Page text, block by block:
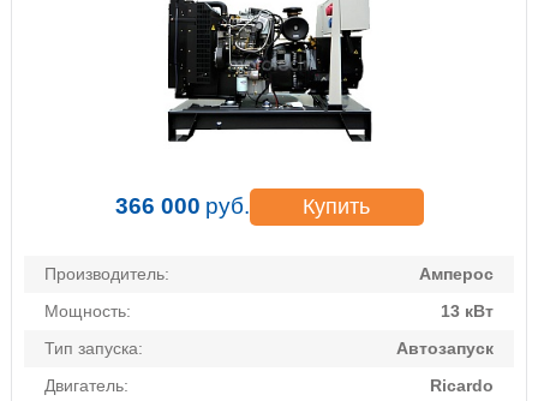
366 000 руб. Купить
Производитель:
Амперос
Мощность:
13 кВт
Тип запуска:
Автозапуск
Двигатель:
Ricardo